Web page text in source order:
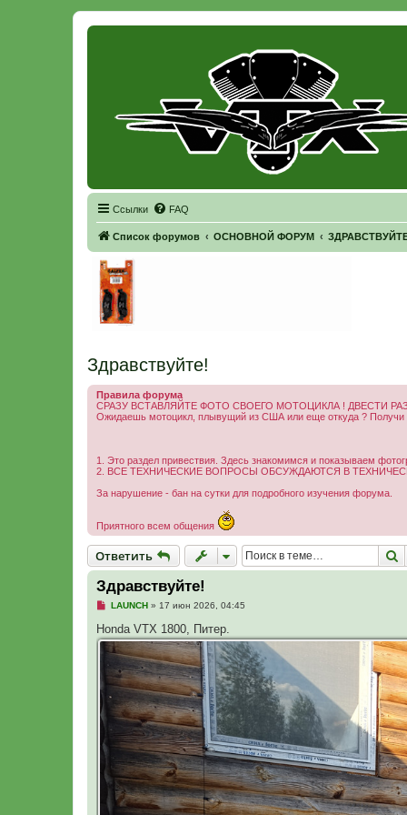
Ссылки FAQ
Список форумов ОСНОВНОЙ ФОРУМ
Здравствуйте!
Правила форума
СРАЗУ ВСТАВЛЯЙТЕ ФОТО СВОЕГО МОТОЦИКЛА ! ДВЕСТИ
Ожидаешь мотоцикл, плывущий из США или еще откуда ? Получи
1. Это раздел привествия. Здесь знакомимся и показываем
2. ВСЕ ТЕХНИЧЕСКИЕ ВОПРОСЫ ОБСУЖДАЮТСЯ В
За нарушение - бан на сутки для подробного изучения форума.
Приятного всем общения
Ответить
Ответить
Здравствуйте!
Н
п
р
о
т
с
о
б
щ
н
LAUNCH» 17 июн 2026, 04:45
Honda VTX 1800, Питер.